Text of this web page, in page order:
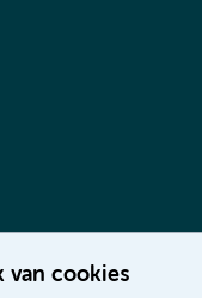
van cookies